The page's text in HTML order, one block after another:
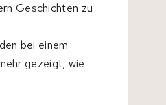
Geschichten zu
bei einem
gezeigt, wie